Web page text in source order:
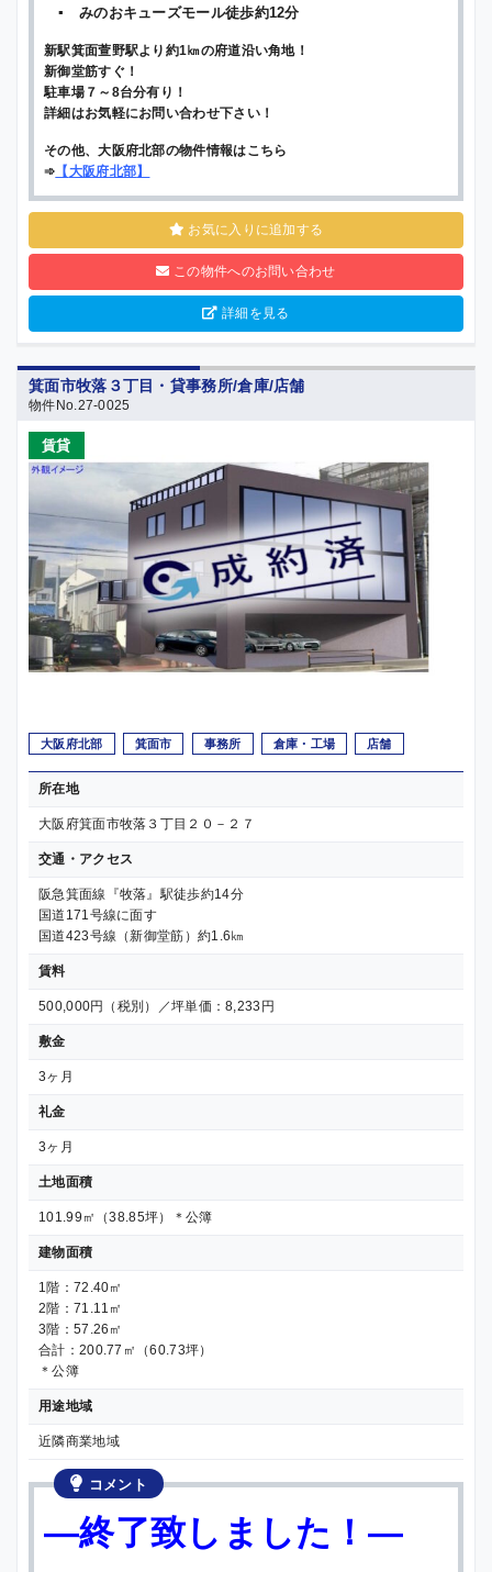
▪ みのおキューズモール徒歩約12分
新駅箕面萱野駅より約1㎞の府道沿い角地！
新御堂筋すぐ！
駐車場７～8台分有り！
詳細はお気軽にお問い合わせ下さい！
その他、大阪府北部の物件情報はこちら
➾ 【大阪府北部】
お気に入りに追加する
この物件へのお問い合わせ
詳細を見る
箕面市牧落３丁目・貸事務所/倉庫/店舗
物件No.27-0025
賃貸
大阪府北部 箕面市 事務所 倉庫・工場 店舗
所在地
大阪府箕面市牧落３丁目２０－２７
交通・アクセス
阪急箕面線『牧落』駅徒歩約14分
国道171号線に面す
国道423号線（新御堂筋）約1.6㎞
賃料
500,000円（税別）／坪単価：8,233円
敷金
3ヶ月
礼金
3ヶ月
土地面積
101.99㎡（38.85坪）＊公簿
建物面積
1階：72.40㎡
2階：71.11㎡
3階：57.26㎡
合計：200.77㎡（60.73坪）
＊公簿
用途地域
近隣商業地域
コメント
—終了致しました！—